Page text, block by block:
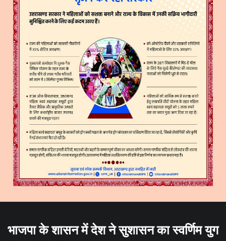
भाजपा के शासन में देश ने सुशासन का स्वर्णिम युग